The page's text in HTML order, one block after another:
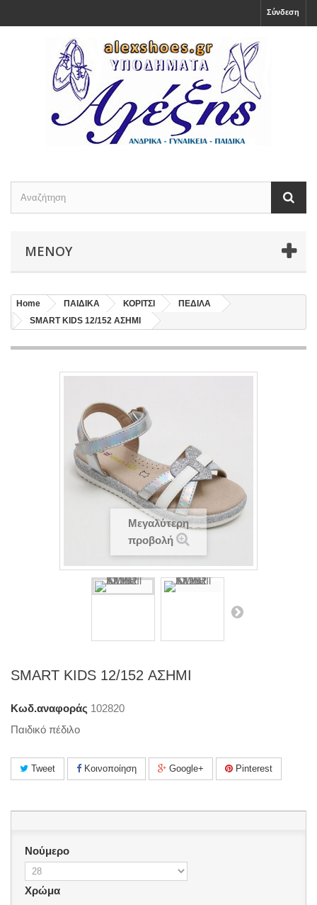
Σύνδεση
ΜΕΝΟΎ
Home ΠΑΙΔΙΚΑ ΚΟΡΙΤΣΙ
ΠΕΔΙΛΑ
SMART KIDS 12/152 ΑΣΗΜΙ
Μεγαλύτερη
προβολή
SMART KIDS 12/152 ΑΣΗΜΙ
Κωδ.αναφοράς 102820
Παιδικό πέδιλο
Tweet Κοινοποίηση Google+ Pinterest
Νούμερο
Χρώμα